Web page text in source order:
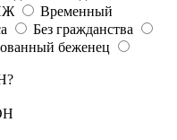
Временный
Без гражданства
беженец